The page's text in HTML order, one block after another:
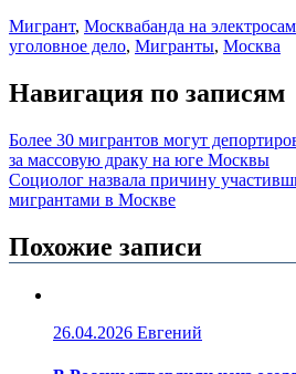
Мигрант, Москвабанда на
уголовное дело, Мигранты, Москва
Навигация по записям
Более 30 мигрантов могут
за массовую драку на юге Москвы
Социолог назвала причину
мигрантами в Москве
Похожие записи
26.04.2026 Евгений